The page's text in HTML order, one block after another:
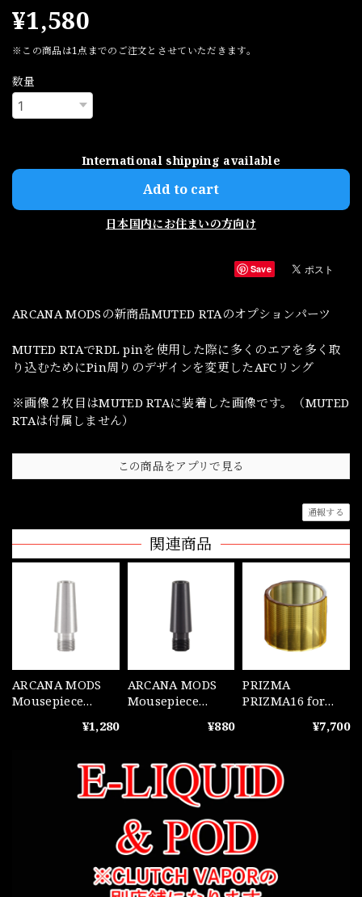
¥1,580
※この商品は1点までのご注文とさせていただきます。
数量
International shipping available
Add to cart
日本国内にお住まいの方向け
Save
ARCANA MODSの新商品MUTED RTAのオプションパーツ
MUTED RTAでRDL pinを使用した際に多くのエアを多く取
り込むためにPin周りのデザインを変更したAFCリング
※画像２枚目はMUTED RTAに装着した画像です。（MUTED
RTAは付属しません）
この商品をアプリで見る
通報する
関連商品
ARCANA MODS
Mousepiece
¥1,280
ARCANA MODS
Mousepiece
¥880
PRIZMA
PRIZMA16 for
¥7,700